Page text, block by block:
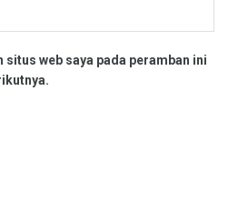
situs web saya pada peramban ini